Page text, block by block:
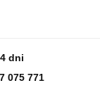
dni
075 771